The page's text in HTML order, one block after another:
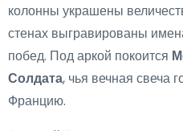
колонны украшены
стенах выгравированы
побед. Под аркой покоится
Солдата, чья вечная свеча
Францию.